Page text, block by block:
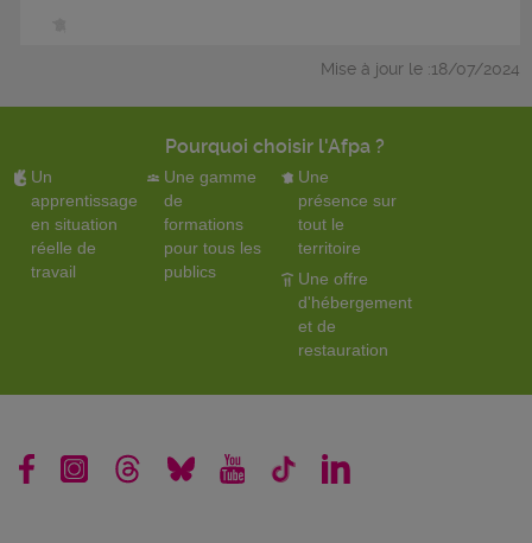
Mise à jour le :18/07/2024
Pourquoi choisir l'Afpa ?
Un
apprentissage
en situation
réelle de
travail
Une gamme
de
formations
pour tous les
publics
Une
présence sur
tout le
territoire
Une offre
d'hébergement
et de
restauration